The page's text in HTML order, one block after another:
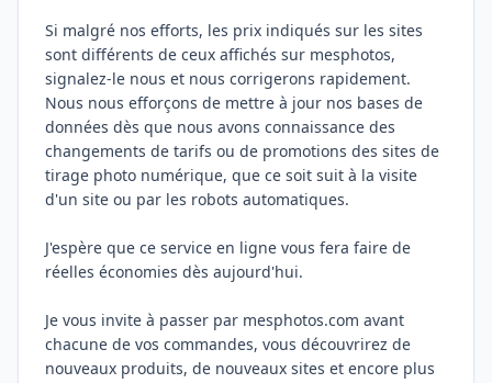
Si malgré nos efforts, les prix indiqués sur les sites
sont différents de ceux affichés sur mesphotos,
signalez-le nous et nous corrigerons rapidement.
Nous nous efforçons de mettre à jour nos bases de
données dès que nous avons connaissance des
changements de tarifs ou de promotions des sites de
tirage photo numérique, que ce soit suit à la visite
d'un site ou par les robots automatiques.
J'espère que ce service en ligne vous fera faire de
réelles économies dès aujourd'hui.
Je vous invite à passer par mesphotos.com avant
chacune de vos commandes, vous découvrirez de
nouveaux produits, de nouveaux sites et encore plus